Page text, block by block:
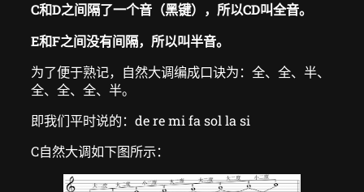
C和D之间隔了一个音（黑键），所以CD叫全音。
E和F之间没有间隔，所以叫半音。
为了便于熟记，自然大调编成口诀为：全、全、半、
全、全、全、半。
即我们平时说的：de re mi fa sol la si
C自然大调如下图所示：